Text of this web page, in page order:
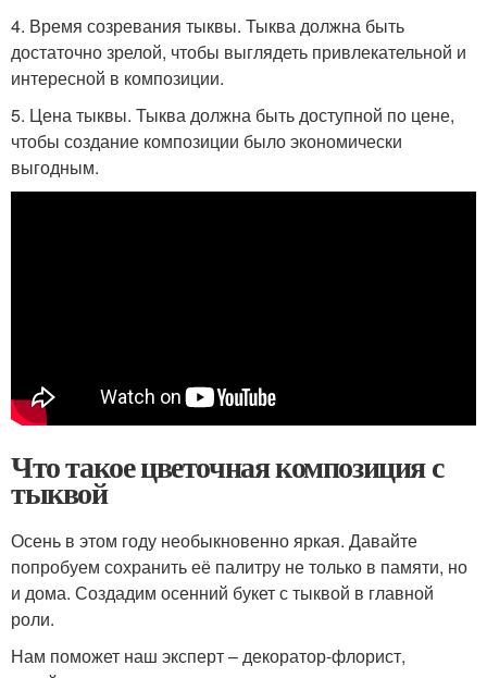
4. Время созревания тыквы. Тыква должна быть
достаточно зрелой, чтобы выглядеть привлекательной и
интересной в композиции.
5. Цена тыквы. Тыква должна быть доступной по цене,
чтобы создание композиции было экономически
выгодным.
Что такое цветочная композиция с
тыквой
Осень в этом году необыкновенно яркая. Давайте
попробуем сохранить её палитру не только в памяти, но
и дома. Создадим осенний букет с тыквой в главной
роли.
Нам поможет наш эксперт – декоратор-флорист,